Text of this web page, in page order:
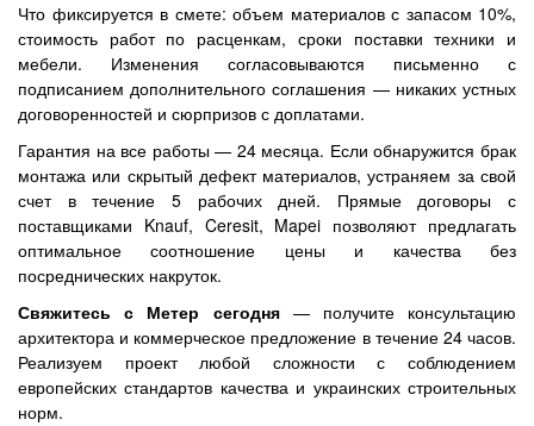
Что фиксируется в смете: объем материалов с запасом 10%,
стоимость работ по расценкам, сроки поставки техники и
мебели. Изменения согласовываются письменно с
подписанием дополнительного соглашения — никаких устных
договоренностей и сюрпризов с доплатами.
Гарантия на все работы — 24 месяца. Если обнаружится брак
монтажа или скрытый дефект материалов, устраняем за свой
счет в течение 5 рабочих дней. Прямые договоры с
поставщиками Knauf, Ceresit, Mapei позволяют предлагать
оптимальное соотношение цены и качества без
посреднических накруток.
Свяжитесь с Метер сегодня— получите консультацию
архитектора и коммерческое предложение в течение 24 часов.
Реализуем проект любой сложности с соблюдением
европейских стандартов качества и украинских строительных
норм.